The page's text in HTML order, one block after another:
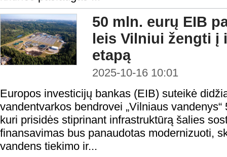
50 mln. eurų EIB
leis Vilniui žengti į
etapą
2025-10-16 10:01
Europos investicijų bankas (EIB) suteikė
vandentvarkos bendrovei „Vilniaus
kuri prisidės stiprinant infrastruktūrą šalies
finansavimas bus panaudotas modernizuoti,
vandens tiekimo ir...